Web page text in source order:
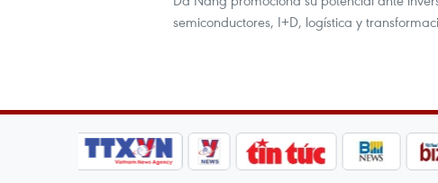
semiconductores, I+D, logística y